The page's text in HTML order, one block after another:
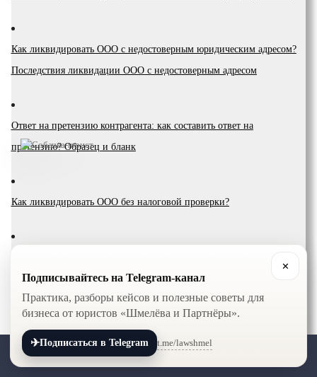
Как ликвидировать ООО с недостоверным юридическим адресом?
Последствия ликвидации ООО с недостоверным адресом
Ответ на претензию контрагента: как составить ответ на
претензию? Образец и бланк
Как ликвидировать ООО без налоговой проверки?
Практика дел по банкротству Верховного суда РФ за 2020 год
Взыскание дебиторской задолженности при банкротстве
✕
Подписывайтесь на Telegram-канал
Практика, разборы кейсов и полезные советы для
бизнеса от юристов «Шмелёва и Партнёры».
✈Подписаться в Telegram t.me/lawshmel
+7 (800) 201-56-52 +7 (8452) 30-90-56